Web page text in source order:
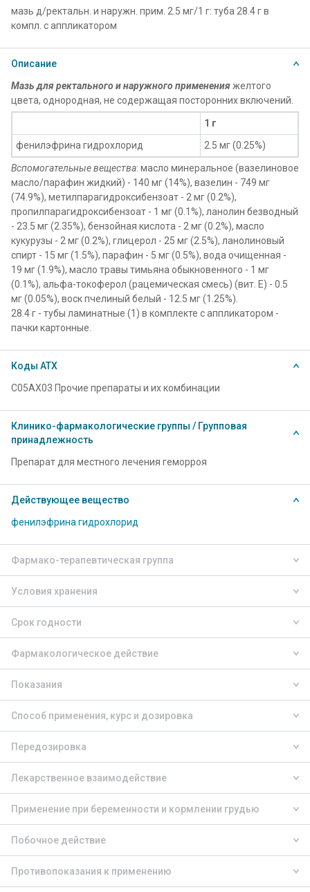
мазь д/ректальн. и наружн. прим. 2.5 мг/1 г: туба 28.4 г в
компл. с аппликатором
Описание
Мазь для ректального и наружного примененияжелтого
цвета, однородная, не содержащая посторонних включений.
1 г
фенилэфрина гидрохлорид
2.5 мг (0.25%)
Вспомогательные вещества: масло минеральное (вазелиновое
масло/парафин жидкий) - 140 мг (14%), вазелин - 749 мг
(74.9%), метилпарагидроксибензоат - 2 мг (0.2%),
пропилпарагидроксибензоат - 1 мг (0.1%), ланолин безводный
- 23.5 мг (2.35%), бензойная кислота - 2 мг (0.2%), масло
кукурузы - 2 мг (0.2%), глицерол - 25 мг (2.5%), ланолиновый
спирт - 15 мг (1.5%), парафин - 5 мг (0.5%), вода очищенная -
19 мг (1.9%), масло травы тимьяна обыкновенного - 1 мг
(0.1%), альфа-токоферол (рацемическая смесь) (вит. E) - 0.5
мг (0.05%), воск пчелиный белый - 12.5 мг (1.25%).
28.4 г - тубы ламинатные (1) в комплекте с аппликатором -
пачки картонные.
Коды АТХ
C05AX03 Прочие препараты и их комбинации
Клинико-фармакологические группы / Групповая
принадлежность
Препарат для местного лечения геморроя
Действующее вещество
фенилэфрина гидрохлорид
Фармако-терапевтическая группа
Условия хранения
Срок годности
Фармакологическое действие
Показания
Способ применения, курс и дозировка
Передозировка
Лекарственное взаимодействие
Применение при беременности и кормлении грудью
Побочное действие
Противопоказания к применению